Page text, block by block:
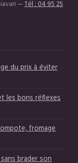
—Tél : 04 95 25
du prix à éviter
les bons réflexes
fromage
brader son